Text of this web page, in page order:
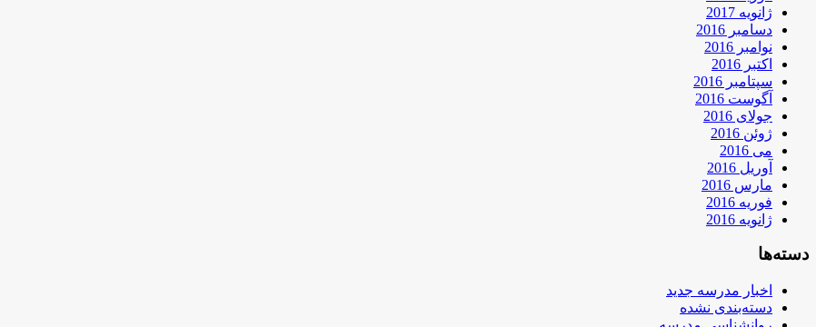
ژانویه 2017
دسامبر 2016
نوامبر 2016
اکتبر 2016
سپتامبر 2016
آگوست 2016
جولای 2016
ژوئن 2016
می 2016
آوریل 2016
مارس 2016
فوریه 2016
ژانویه 2016
دسته‌ها
اخبار مدرسه جدید
دسته‌بندی نشده